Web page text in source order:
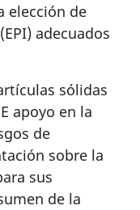
elección de
adecuados
sólidas
apoyo en la
de
sobre la
sus
de la